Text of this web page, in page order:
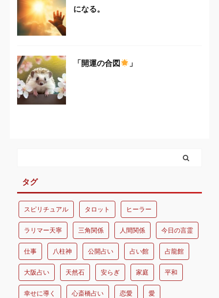
になる。
「開運の合図 」
タグ
スピリチュアル タロット ヒーラー
ラリマー天寧 三角関係 人間関係 今日の言霊
仕事 八柱神 公開占い 占い館 占龍館
大阪占い 天然石 安らぎ 家庭 平和
幸せに導く 心斎橋占い 恋愛 愛